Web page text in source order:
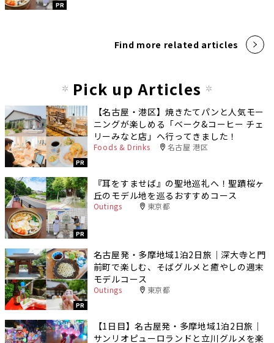
PR
Find more related articles
Pick up Articles
PR
【名古屋・港区】焼きたてパンと人気モー
ニングが楽しめる「ベーク&コーヒー チェ
リーみなと店」へ行ってきました！
Foods & Drinks 名古屋 港区
PR
『耳をすませば』の聖地巡礼へ！聖蹟桜ヶ
丘のモデル地を巡るおすすめコース
Outings 東京都
PR
名古屋発・多摩地域1泊2日旅｜深大寺と門
前町で楽しむ、そばグルメと癒やしの週末
モデルコース
Outings 東京都
【1日目】名古屋発・多摩地域1泊2日旅｜
サンリオピューロランドと立川グルメを楽